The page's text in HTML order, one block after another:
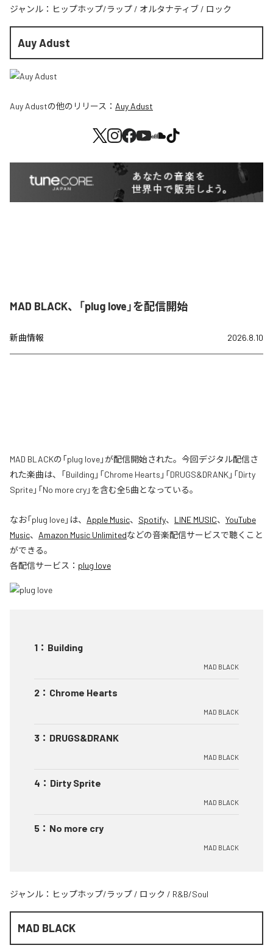
ジャンル： ヒップホップ/ラップ / オルタナティブ / ロック
Auy Adust
Auy Adustの他のリリース： Auy Adust
MAD BLACK、「plug love」を配信開始
新曲情報 2026.8.10
MAD BLACKの「plug love」が配信開始された。今回デジタル配信さ
れた楽曲は、「Building」「Chrome Hearts」「DRUGS&DRANK」「Dirty
Sprite」「No more cry」を含む全5曲となっている。
なお「plug love」は、 Apple Music、 Spotify、 LINE MUSIC、 YouTube
Music、 Amazon Music Unlimitedなどの音楽配信サービスで聴くこと
ができる。
各配信サービス： plug love
1 ： Building
MAD BLACK
2 ： Chrome Hearts
MAD BLACK
3 ： DRUGS&DRANK
MAD BLACK
4 ： Dirty Sprite
MAD BLACK
5 ： No more cry
MAD BLACK
ジャンル： ヒップホップ/ラップ / ロック / R&B/Soul
MAD BLACK